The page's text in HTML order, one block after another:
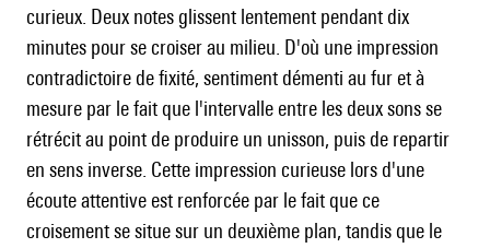
curieux. Deux notes glissent lentement pendant dix
minutes pour se croiser au milieu. D'où une impression
contradictoire de fixité, sentiment démenti au fur et à
mesure par le fait que l'intervalle entre les deux sons se
rétrécit au point de produire un unisson, puis de repartir
en sens inverse. Cette impression curieuse lors d'une
écoute attentive est renforcée par le fait que ce
croisement se situe sur un deuxième plan, tandis que le